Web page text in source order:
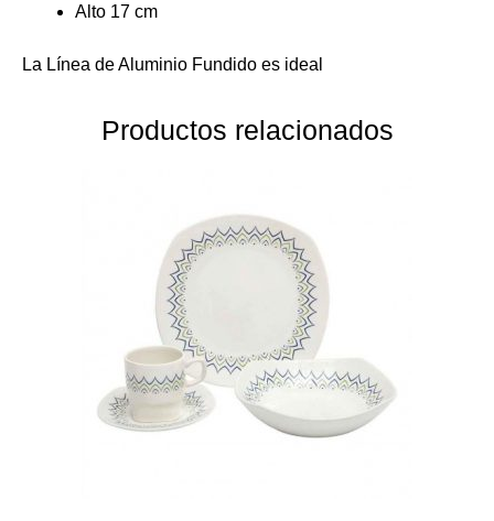
Alto 17 cm
La Línea de Aluminio Fundido es ideal
Productos relacionados